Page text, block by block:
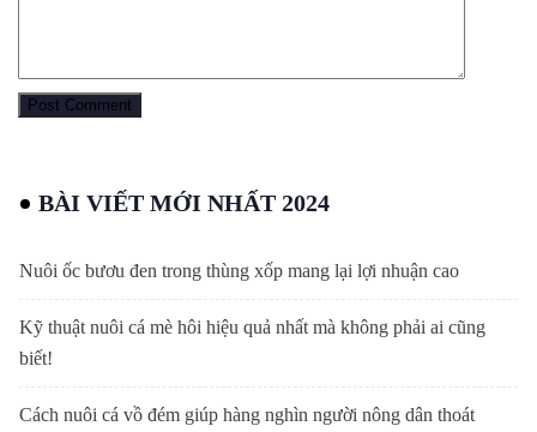
BÀI VIẾT MỚI NHẤT 2024
Nuôi ốc bươu đen trong thùng xốp mang lại lợi nhuận cao
Kỹ thuật nuôi cá mè hôi hiệu quả nhất mà không phải ai cũng
biết!
Cách nuôi cá vồ đém giúp hàng nghìn người nông dân thoát